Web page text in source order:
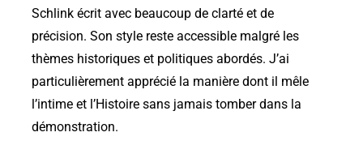
Schlink écrit avec beaucoup de clarté et de
précision. Son style reste accessible malgré les
thèmes historiques et politiques abordés. J’ai
particulièrement apprécié la manière dont il mêle
l’intime et l’Histoire sans jamais tomber dans la
démonstration.